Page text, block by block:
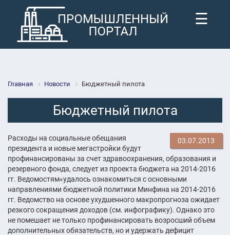
☰
Главная Новости Бюджетный пилота
Бюджетный пилота
03.07.2013
Расходы на социальные обещания
президента и новые мегастройки будут
профинансированы за счет здравоохранения, образования и
резервного фонда, следует из проекта бюджета на 2014-2016
гг. Ведомостям«удалось ознакомиться с основными
направлениями бюджетной политики Минфина на 2014-2016
гг. Ведомство на основе ухудшенного макропрогноза ожидает
резкого сокращения доходов (см. инфографику). Однако это
не помешает не только профинансировать возросший объем
дополнительных обязательств, но и удержать дефицит